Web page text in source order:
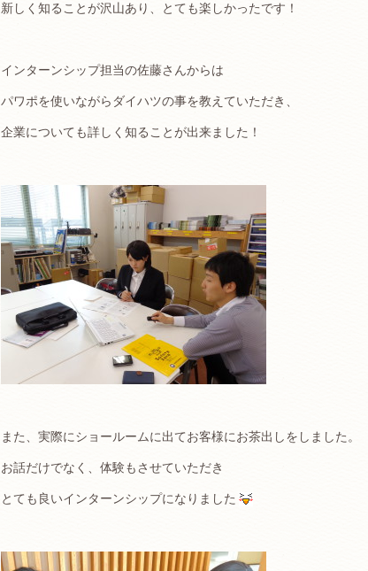
新しく知ることが沢山あり、とても楽しかったです！
インターンシップ担当の佐藤さんからは
パワポを使いながらダイハツの事を教えていただき、
企業についても詳しく知ることが出来ました！
また、実際にショールームに出てお客様にお茶出しをしました。
お話だけでなく、体験もさせていただき
とても良いインターンシップになりました